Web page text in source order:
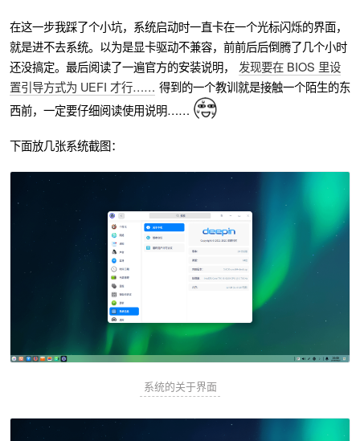
在这一步我踩了个小坑，系统启动时一直卡在一个光标闪烁的界面，
就是进不去系统。以为是显卡驱动不兼容，前前后后倒腾了几个小时
还没搞定。最后阅读了一遍官方的安装说明，
发现要在 BIOS 里设
置引导方式为 UEFI 才行…… 得到的一个教训就是接触一个陌生的东
西前，一定要仔细阅读使用说明……
下面放几张系统截图：
系统的关于界面